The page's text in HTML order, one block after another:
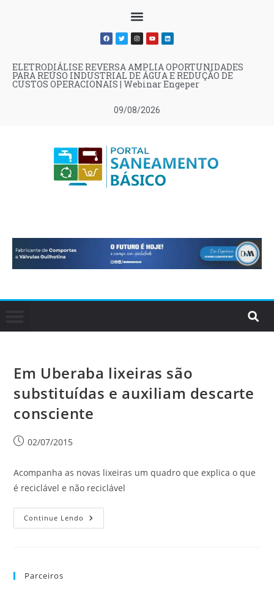
09/08/2026
ELETRODIÁLISE REVERSA AMPLIA OPORTUNIDADES
PARA REÚSO INDUSTRIAL DE ÁGUA E REDUÇÃO DE
CUSTOS OPERACIONAIS | Webinar Engeper
Em Uberaba lixeiras são
substituídas e auxiliam descarte
consciente
02/07/2015
Acompanha as novas lixeiras um quadro que explica o que
é reciclável e não reciclável
Continue Lendo
Parceiros